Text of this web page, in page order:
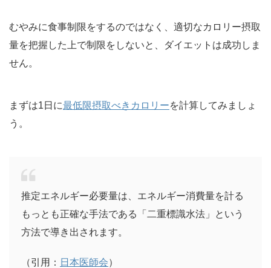
むやみに食事制限をするのではなく、適切なカロリー摂取
量を把握した上で制限をしないと、ダイエットは成功しま
せん。
まずは1日に最低限摂取べきカロリーを計算してみましょ
う。
推定エネルギー必要量は、エネルギー消費量を計る
もっとも正確な手法である「二重標識水法」という
方法で導き出されます。
（引用： 日本医師会）